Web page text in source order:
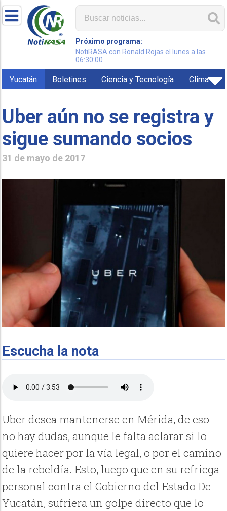
Próximo programa:
NotiRASA con Ronald Rojas el lunes a las
06:30:00
Yucatán Boletines Ciencia y Tecnología Clima
Uber aún no se registra y
sigue sumando socios
31 de mayo de 2017
Escucha la nota
Uber desea mantenerse en Mérida, de eso
no hay dudas, aunque le falta aclarar si lo
quiere hacer por la vía legal, o por el camino
de la rebeldía. Esto, luego que en su refriega
personal contra el Gobierno del Estado De
Yucatán, sufriera un golpe directo que lo